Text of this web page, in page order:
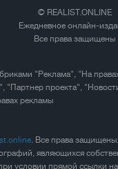
© REALIST.ONLINE
Ежедневное онлайн-
Все права защищены
"Реклама", "На
"Партнер проекта",
рекламы
. Все права
являющихся
условии прямой ссылки